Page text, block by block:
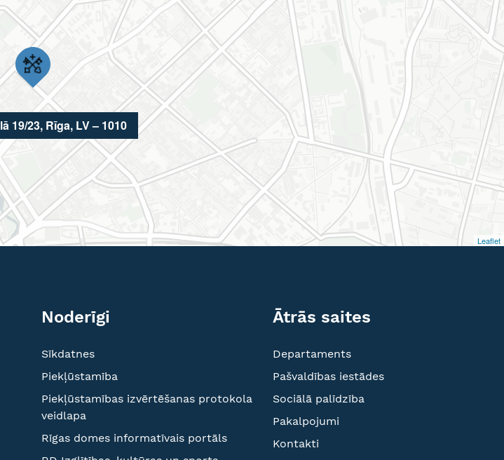
19/23, Rīga, LV – 1010
Leaflet
Noderīgi
Sīkdatnes
Piekļūstamība
Piekļūstamības izvērtēšanas protokola
veidlapa
Rīgas domes informatīvais portāls
Ātrās saites
Departaments
Pašvaldības iestādes
Sociālā palīdzība
Pakalpojumi
Kontakti